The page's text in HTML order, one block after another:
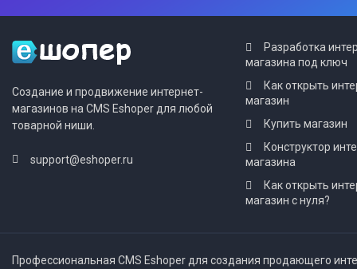
Создание и продвижение интернет-
магазинов на CMS Eshoper для любой
товарной ниши.
support@eshoper.ru
Разработка
магазина под ключ
Как открыть
магазин
Купить магазин
Конструктор
магазина
Как открыть
магазин с нуля?
Профессиональная CMS Eshoper для создания продающего